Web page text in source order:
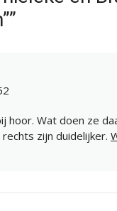
hoor. Wat doen ze
zijn duidelijker.